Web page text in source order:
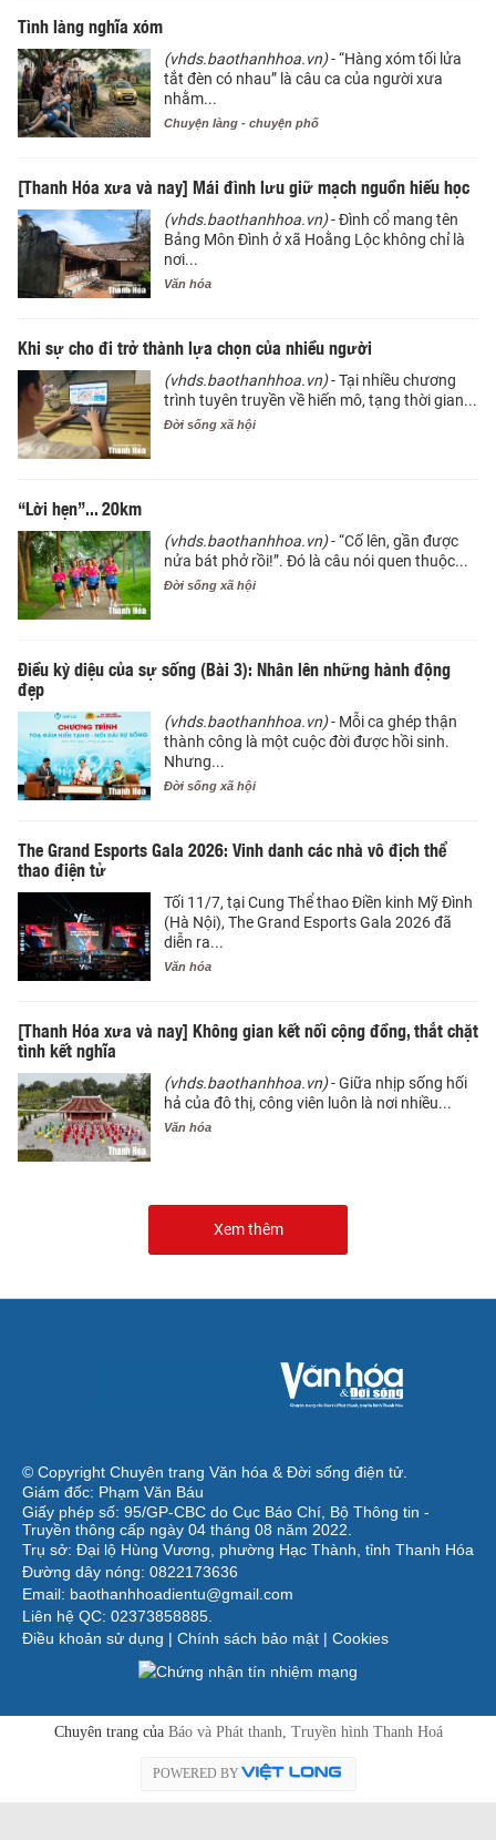
Tình làng nghĩa xóm
(vhds.baothanhhoa.vn)- “Hàng xóm tối lửa
tắt đèn có nhau” là câu ca của người xưa
nhằm...
Chuyện làng - chuyện phố
[Thanh Hóa xưa và nay] Mái đình lưu giữ mạch nguồn hiếu học
(vhds.baothanhhoa.vn)- Đình cổ mang tên
Bảng Môn Đình ở xã Hoằng Lộc không chỉ là
nơi...
Văn hóa
Khi sự cho đi trở thành lựa chọn của nhiều người
(vhds.baothanhhoa.vn)- Tại nhiều chương
trình tuyên truyền về hiến mô, tạng thời gian...
Đời sống xã hội
“Lời hẹn”... 20km
(vhds.baothanhhoa.vn)- “Cố lên, gần được
nửa bát phở rồi!”. Đó là câu nói quen thuộc...
Đời sống xã hội
Điều kỳ diệu của sự sống (Bài 3): Nhân lên những hành động
đẹp
(vhds.baothanhhoa.vn)- Mỗi ca ghép thận
thành công là một cuộc đời được hồi sinh.
Nhưng...
Đời sống xã hội
The Grand Esports Gala 2026: Vinh danh các nhà vô địch thể
thao điện tử
Tối 11/7, tại Cung Thể thao Điền kinh Mỹ Đình
(Hà Nội), The Grand Esports Gala 2026 đã
diễn ra...
Văn hóa
[Thanh Hóa xưa và nay] Không gian kết nối cộng đồng, thắt chặt
tình kết nghĩa
(vhds.baothanhhoa.vn)- Giữa nhịp sống hối
hả của đô thị, công viên luôn là nơi nhiều...
Văn hóa
Xem thêm
© Copyright Chuyên trang Văn hóa & Đời sống điện tử.
Giám đốc: Phạm Văn Báu
Giấy phép số: 95/GP-CBC do Cục Báo Chí, Bộ Thông tin -
Truyền thông cấp ngày 04 tháng 08 năm 2022.
Trụ sở: Đại lộ Hùng Vương, phường Hạc Thành, tỉnh Thanh Hóa
Đường dây nóng: 0822173636
Email: baothanhhoadientu@gmail.com
Liên hệ QC: 02373858885.
Điều khoản sử dụng | Chính sách bảo mật | Cookies
Chuyên trang của Báo và Phát thanh, Truyền hình Thanh Hoá
POWERED BY